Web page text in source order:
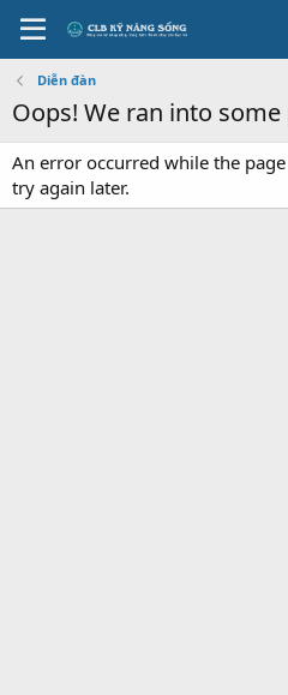
Diễn đàn
Oops! We ran into
An error occurred while the
try again later.